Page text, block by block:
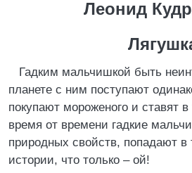
Леонид
Гадким мальчишкой быть
планете с ним поступают
покупают мороженого и ставят в
время от времени гадкие
природных свойств, попадают в
истории, что только – ой!